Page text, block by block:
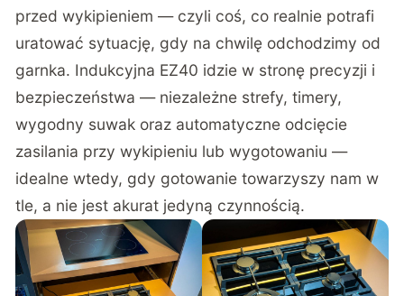
przed wykipieniem — czyli coś, co realnie potrafi
uratować sytuację, gdy na chwilę odchodzimy od
garnka. Indukcyjna EZ40 idzie w stronę precyzji i
bezpieczeństwa — niezależne strefy, timery,
wygodny suwak oraz automatyczne odcięcie
zasilania przy wykipieniu lub wygotowaniu —
idealne wtedy, gdy gotowanie towarzyszy nam w
tle, a nie jest akurat jedyną czynnością.